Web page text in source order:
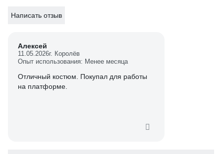
Написать отзыв
Алексей
11.05.2026г. Королёв
Опыт использования: Менее месяца
Отличный костюм. Покупал для работы
на платформе.